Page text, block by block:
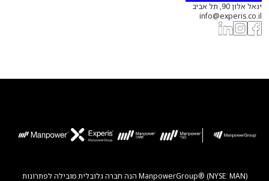
יגאל אלון 90, תל אביב
info@experis.co.il
ManpowerGroup® (NYSE: MAN) הנה חברה גלובלית מובילה לפתרונות